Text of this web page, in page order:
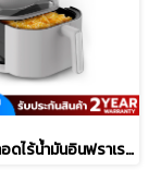
Tefal หม้อทอดไร้น้ำมันอินฟราเรด ระบบดิจิทัล ขนาด 7 ลิตร รุ่น EY831GE0​